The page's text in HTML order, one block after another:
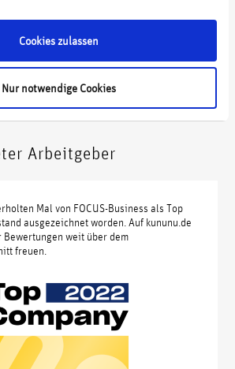
Cookies zulassen
Nur notwendige Cookies
Arbeitgeber
Mal von FOCUS-Business als Top
ausgezeichnet worden. Auf kununu.de
weit über dem
freuen.